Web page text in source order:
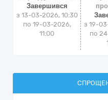
Завершився
з 13-03-2026, 10:30
по 19-03-2026,
11:00
з 19-
по